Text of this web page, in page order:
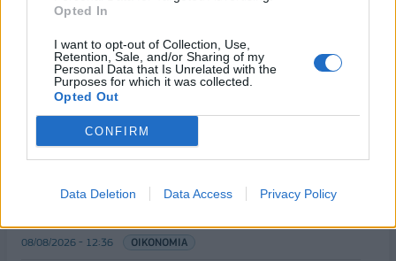
Opted In
I want to opt-out of Collection, Use,
Retention, Sale, and/or Sharing of my
Personal Data that Is Unrelated with the
Purposes for which it was collected.
Opted Out
CONFIRM
Data Deletion Data Access Privacy Policy
από τον e-ΕΦΚΑ και τη ΔΥΠΑ έως τις 14 Αυγούστου
08/08/2026 - 12:58 ΟΙΚΟΝΟΜΙΑ
Οι Hamilton Reserve Bank και SEE Capital
Hamilton Ltd. συνάπτουν συμφωνία υπηρεσιών
μάρκετινγκ
08/08/2026 - 13:44 ΕΠΙΧΕΙΡΗΣΕΙΣ
Χρηματιστήριο Αθηνών: Εβδομαδιαία άνοδος
08/08/2026 - 12:36 ΟΙΚΟΝΟΜΙΑ